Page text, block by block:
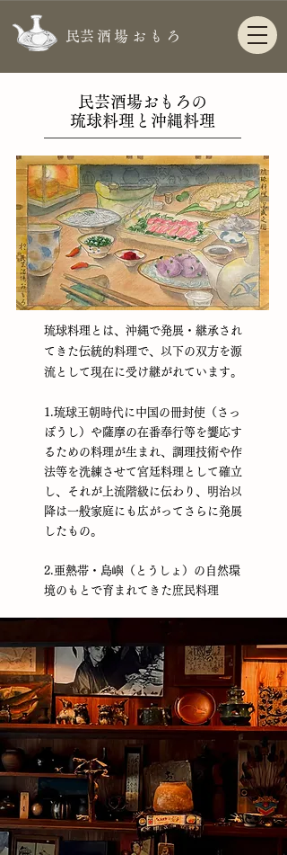
​民芸酒場おもろ
民芸酒場おもろの
琉球料理と沖縄料理
琉球料理とは、沖縄で発展・継承され
てきた伝統的料理で、以下の双方を源
流として現在に受け継がれています。
1.琉球王朝時代に中国の冊封使（さっ
ぽうし）や薩摩の在番奉行等を饗応す
るための料理が生まれ、調理技術や作
法等を洗練させて宮廷料理として確立
し、それが上流階級に伝わり、明治以
降は一般家庭にも広がってさらに発展
したもの。
2.亜熱帯・島嶼（とうしょ）の自然環
境のもとで育まれてきた庶民料理